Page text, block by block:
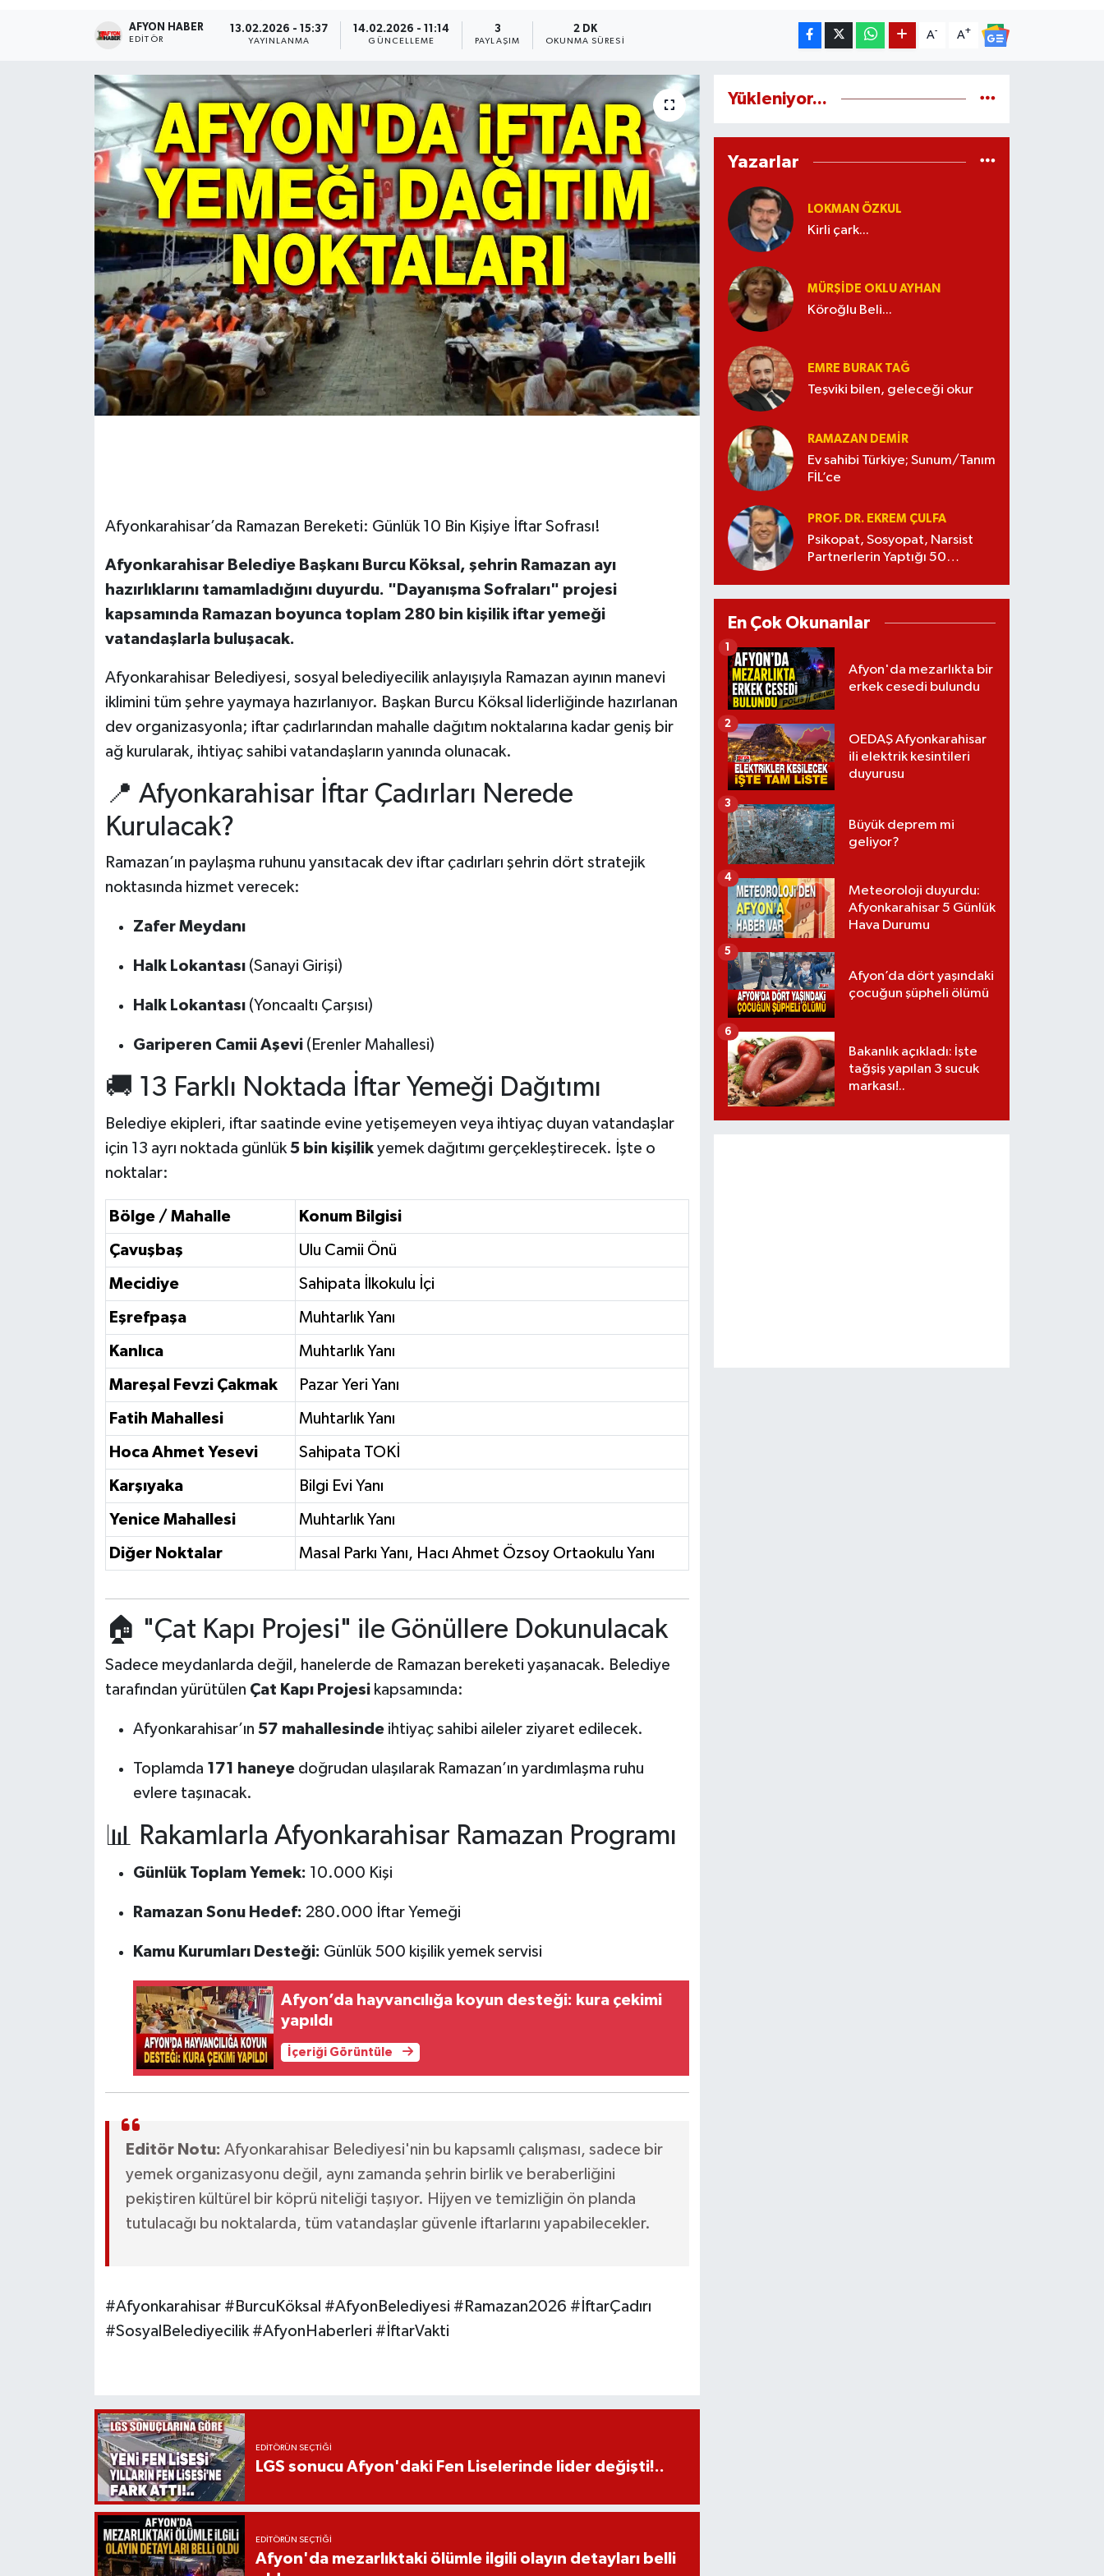
AFYON HABER
EDITÖR
13.02.2026 - 15:37
YAYINLANMA
14.02.2026 - 11:14
GÜNCELLEME
3
PAYLAŞIM
2 DK
OKUNMA SÜRESI
A- A+
Afyonkarahisar’da Ramazan Bereketi: Günlük 10 Bin Kişiye İftar Sofrası!
Afyonkarahisar Belediye Başkanı Burcu Köksal, şehrin Ramazan ayı
hazırlıklarını tamamladığını duyurdu. "Dayanışma Sofraları" projesi
kapsamında Ramazan boyunca toplam 280 bin kişilik iftar yemeği
vatandaşlarla buluşacak.
Afyonkarahisar Belediyesi, sosyal belediyecilik anlayışıyla Ramazan ayının manevi
iklimini tüm şehre yaymaya hazırlanıyor. Başkan Burcu Köksal liderliğinde hazırlanan
dev organizasyonla; iftar çadırlarından mahalle dağıtım noktalarına kadar geniş bir
ağ kurularak, ihtiyaç sahibi vatandaşların yanında olunacak.
📍 Afyonkarahisar İftar Çadırları Nerede
Kurulacak?
Ramazan’ın paylaşma ruhunu yansıtacak dev iftar çadırları şehrin dört stratejik
noktasında hizmet verecek:
Zafer Meydanı
Halk Lokantası(Sanayi Girişi)
Halk Lokantası(Yoncaaltı Çarşısı)
Gariperen Camii Aşevi(Erenler Mahallesi)
🚚 13 Farklı Noktada İftar Yemeği Dağıtımı
Belediye ekipleri, iftar saatinde evine yetişemeyen veya ihtiyaç duyan vatandaşlar
için 13 ayrı noktada günlük 5 bin kişilikyemek dağıtımı gerçekleştirecek. İşte o
noktalar:
Bölge / Mahalle Konum Bilgisi
Çavuşbaş Ulu Camii Önü
Mecidiye Sahipata İlkokulu İçi
Eşrefpaşa Muhtarlık Yanı
Kanlıca Muhtarlık Yanı
Mareşal Fevzi Çakmak Pazar Yeri Yanı
Fatih Mahallesi Muhtarlık Yanı
Hoca Ahmet Yesevi Sahipata TOKİ
Karşıyaka Bilgi Evi Yanı
Yenice Mahallesi Muhtarlık Yanı
Diğer Noktalar Masal Parkı Yanı, Hacı Ahmet Özsoy Ortaokulu Yanı
🏠 "Çat Kapı Projesi" ile Gönüllere Dokunulacak
Sadece meydanlarda değil, hanelerde de Ramazan bereketi yaşanacak. Belediye
tarafından yürütülen Çat Kapı Projesikapsamında:
Afyonkarahisar’ın 57 mahallesindeihtiyaç sahibi aileler ziyaret edilecek.
Toplamda 171 haneyedoğrudan ulaşılarak Ramazan’ın yardımlaşma ruhu
evlere taşınacak.
📊 Rakamlarla Afyonkarahisar Ramazan Programı
Günlük Toplam Yemek: 10.000 Kişi
Ramazan Sonu Hedef: 280.000 İftar Yemeği
Kamu Kurumları Desteği: Günlük 500 kişilik yemek servisi
Afyon’da hayvancılığa koyun desteği: kura çekimi
yapıldı
İçeriği Görüntüle
Editör Notu: Afyonkarahisar Belediyesi'nin bu kapsamlı çalışması, sadece bir
yemek organizasyonu değil, aynı zamanda şehrin birlik ve beraberliğini
pekiştiren kültürel bir köprü niteliği taşıyor. Hijyen ve temizliğin ön planda
tutulacağı bu noktalarda, tüm vatandaşlar güvenle iftarlarını yapabilecekler.
#Afyonkarahisar #BurcuKöksal #AfyonBelediyesi #Ramazan2026 #İftarÇadırı
#SosyalBelediyecilik #AfyonHaberleri #İftarVakti
EDITÖRÜN SEÇTIĞI
LGS sonucu Afyon'daki Fen Liselerinde lider değişti!..
EDITÖRÜN SEÇTIĞI
Afyon'da mezarlıktaki ölümle ilgili olayın detayları belli
Yükleniyor...
Yazarlar
LOKMAN ÖZKUL
Kirli çark...
MÜRŞIDE OKLU AYHAN
Köroğlu Beli...
EMRE BURAK TAĞ
Teşviki bilen, geleceği okur
RAMAZAN DEMİR
Ev sahibi Türkiye; Sunum/Tanım
FİL’ce
PROF. DR. EKREM ÇULFA
Psikopat, Sosyopat, Narsist
Partnerlerin Yaptığı 50
En Çok Okunanlar
Afyon'da mezarlıkta bir
erkek cesedi bulundu
1
OEDAŞ Afyonkarahisar
ili elektrik kesintileri
duyurusu
2
Büyük deprem mi
geliyor?
3
Meteoroloji duyurdu:
Afyonkarahisar 5 Günlük
Hava Durumu
4
Afyon’da dört yaşındaki
çocuğun şüpheli ölümü
5
Bakanlık açıkladı: İşte
tağşiş yapılan 3 sucuk
markası!..
6
Magazin